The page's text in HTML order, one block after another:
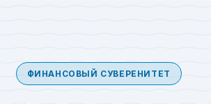
ФИНАНСОВЫЙ СУВЕРЕНИТЕТ